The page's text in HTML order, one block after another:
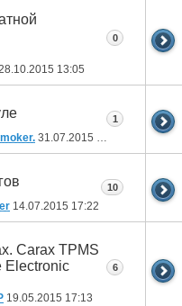
13:05
0
31.07.2015 20:54
1
14.07.2015 17:22
10
Carax TPMS
Electronic
19.05.2015 17:13
6